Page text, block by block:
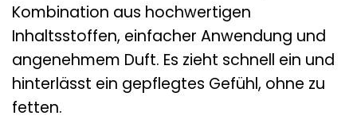
Kombination aus hochwertigen
Inhaltsstoffen, einfacher Anwendung und
angenehmem Duft. Es zieht schnell ein und
hinterlässt ein gepflegtes Gefühl, ohne zu
fetten.